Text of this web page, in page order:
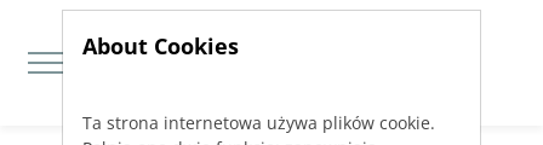
Jump directly to main navigation
Jump directly to content
About Cookies
Ta strona internetowa używa plików cookie.